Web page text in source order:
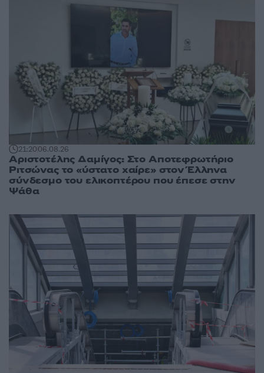
21:2006.08.26
Αριστοτέλης Δαμίγος: Στο Αποτεφρωτήριο
Ριτσώνας το «ύστατο χαίρε» στον Έλληνα
σύνδεσμο του ελικοπτέρου που έπεσε στην
Ψάθα